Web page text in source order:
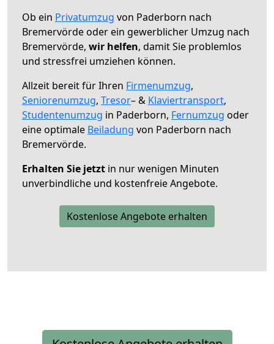
Ob ein Privatumzug von Paderborn nach
Bremervörde oder ein gewerblicher Umzug nach
Bremervörde, wir helfen, damit Sie problemlos
und stressfrei umziehen können.
Allzeit bereit für Ihren Firmenumzug,
Seniorenumzug, Tresor– & Klaviertransport,
Studentenumzug in Paderborn, Fernumzug oder
eine optimale Beiladung von Paderborn nach
Bremervörde.
Erhalten Sie jetzt in nur wenigen Minuten
unverbindliche und kostenfreie Angebote.
Kostenlose Angebote erhalten